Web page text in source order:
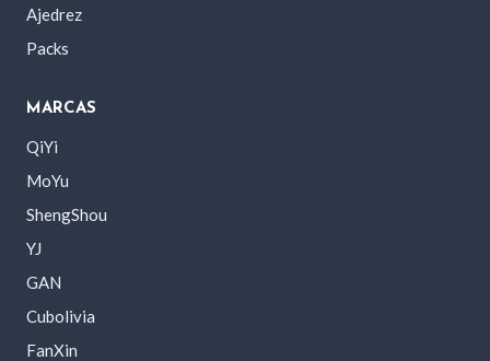
Ajedrez
Packs
MARCAS
QiYi
MoYu
ShengShou
YJ
GAN
Cubolivia
FanXin